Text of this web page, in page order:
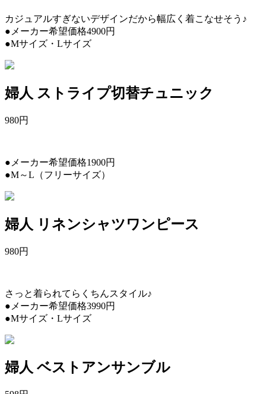
カジュアルすぎないデザインだから幅広く着こなせそう♪
●メーカー希望価格4900円
●Mサイズ・Lサイズ
婦人 ストライプ切替チュニック
980円
●メーカー希望価格1900円
●M～L（フリーサイズ）
婦人 リネンシャツワンピース
980円
さっと着られてらくちんスタイル♪
●メーカー希望価格3990円
●Mサイズ・Lサイズ
婦人 ベストアンサンブル